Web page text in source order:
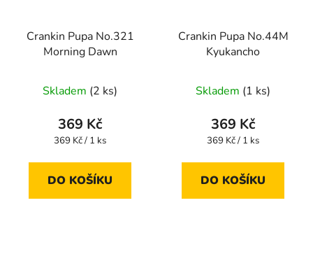
Crankin Pupa No.321
Morning Dawn
Skladem (2 ks)
369 Kč
Měrná
369 Kč / 1 ks
DO KOŠÍKU
Crankin Pupa No.44M
Kyukancho
Skladem (1 ks)
369 Kč
Měrná
369 Kč / 1 ks
DO KOŠÍKU